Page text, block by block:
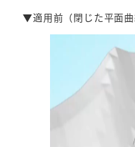
▼適用前（閉じた平面曲